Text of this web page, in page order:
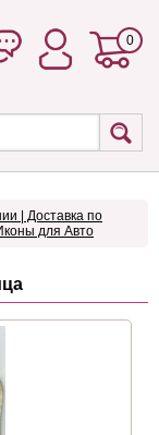
0
| Доставка по
для Авто